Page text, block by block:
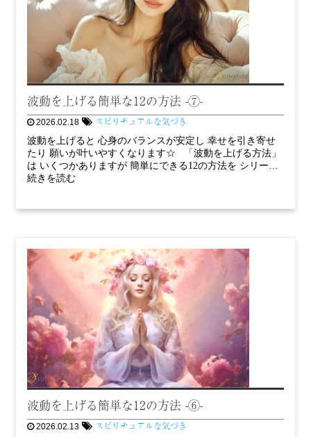
波動を上げる簡単な12の方法 -⑦-
2026.02.18 スピリチュアルな気づき
波動を上げると 心身のバランスが安定し 幸せを引き寄せ
たり 願いが叶いやすくなります☆ 「波動を上げる方法」
は いくつかありますが 簡単にできる12の方法を シリー…
続きを読む
波動を上げる簡単な12の方法 -⑥-
2026.02.13 スピリチュアルな気づき